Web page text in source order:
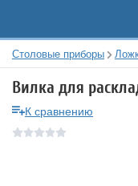
Столовые приборы
Вилка для
К сравнению